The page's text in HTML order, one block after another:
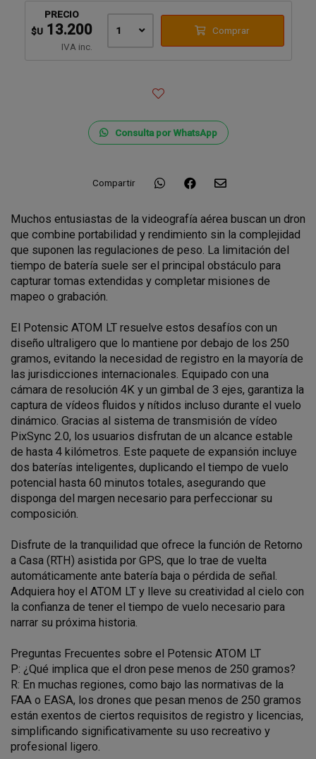
PRECIO
$U 13.200
IVA inc.
1 Comprar
Consulta por WhatsApp
Compartir
Muchos entusiastas de la videografía aérea buscan un dron
que combine portabilidad y rendimiento sin la complejidad
que suponen las regulaciones de peso. La limitación del
tiempo de batería suele ser el principal obstáculo para
capturar tomas extendidas y completar misiones de
mapeo o grabación.
El Potensic ATOM LT resuelve estos desafíos con un
diseño ultraligero que lo mantiene por debajo de los 250
gramos, evitando la necesidad de registro en la mayoría de
las jurisdicciones internacionales. Equipado con una
cámara de resolución 4K y un gimbal de 3 ejes, garantiza la
captura de vídeos fluidos y nítidos incluso durante el vuelo
dinámico. Gracias al sistema de transmisión de vídeo
PixSync 2.0, los usuarios disfrutan de un alcance estable
de hasta 4 kilómetros. Este paquete de expansión incluye
dos baterías inteligentes, duplicando el tiempo de vuelo
potencial hasta 60 minutos totales, asegurando que
disponga del margen necesario para perfeccionar su
composición.
Disfrute de la tranquilidad que ofrece la función de Retorno
a Casa (RTH) asistida por GPS, que lo trae de vuelta
automáticamente ante batería baja o pérdida de señal.
Adquiera hoy el ATOM LT y lleve su creatividad al cielo con
la confianza de tener el tiempo de vuelo necesario para
narrar su próxima historia.
Preguntas Frecuentes sobre el Potensic ATOM LT
P: ¿Qué implica que el dron pese menos de 250 gramos?
R: En muchas regiones, como bajo las normativas de la
FAA o EASA, los drones que pesan menos de 250 gramos
están exentos de ciertos requisitos de registro y licencias,
simplificando significativamente su uso recreativo y
profesional ligero.